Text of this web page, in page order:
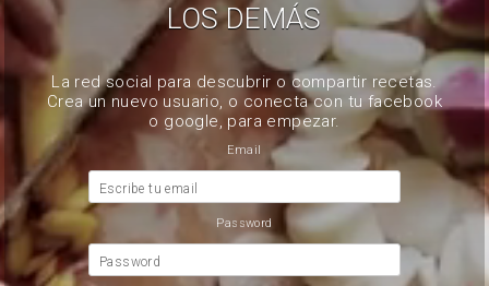
LOS DEMÁS
La red social para descubrir o compartir recetas.
Crea un nuevo usuario, o conecta con tu facebook
o google, para empezar.
Email
Escribe tu email
Password
Password